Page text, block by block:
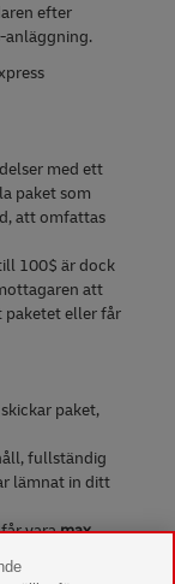
efter
anläggning.
med ett
paket som
att omfattas
100$ är dock
att
paketet eller får
paket,
fullständig
lämnat in ditt
varamax